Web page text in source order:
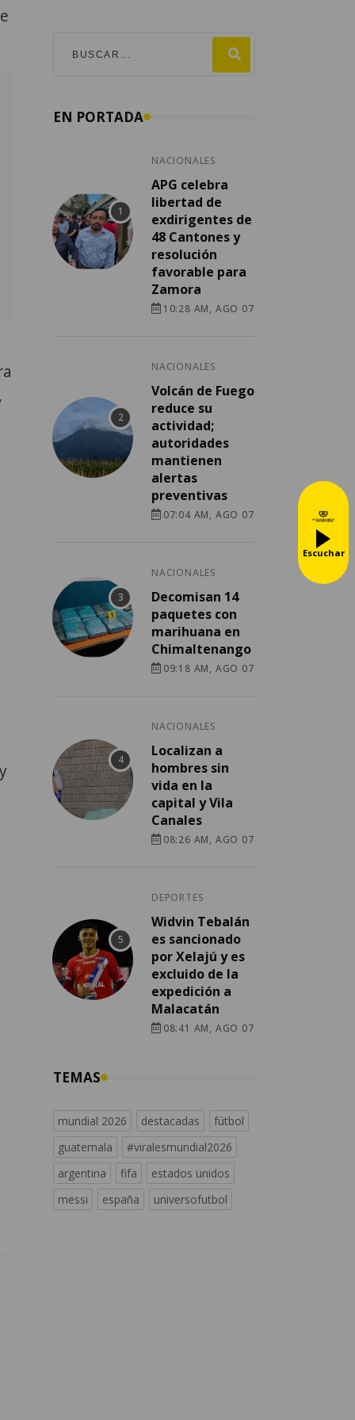
EN PORTADA
NACIONALES
APG celebra
libertad de
exdirigentes de
48 Cantones y
resolución
favorable para
Zamora
10:28 AM, AGO 07
NACIONALES
Volcán de Fuego
reduce su
actividad;
autoridades
mantienen
alertas
preventivas
07:04 AM, AGO 07
NACIONALES
Decomisan 14
paquetes con
marihuana en
Chimaltenango
09:18 AM, AGO 07
NACIONALES
Localizan a
hombres sin
vida en la
capital y Vila
Canales
08:26 AM, AGO 07
DEPORTES
Widvin Tebalán
es sancionado
por Xelajú y es
excluido de la
expedición a
Malacatán
08:41 AM, AGO 07
TEMAS
mundial 2026 destacadas
fútbol
guatemala
#viralesmundial2026
argentina
fifa
estados unidos
messi
españa universofutbol
Escuchar